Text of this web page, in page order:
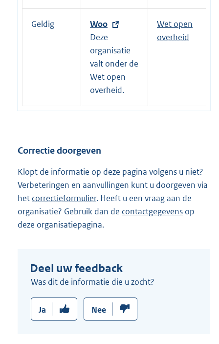
n
k
:
Geldig
E
x
t
e
r
n
e
k
:
Woo
Deze
organisatie
valt onder de
Wet open
overheid.
Wet open
overheid
Correctie doorgeven
Klopt de informatie op deze pagina volgens u niet?
Verbeteringen en aanvullingen kunt u doorgeven via
het correctieformulier. Heeft u een vraag aan de
organisatie? Gebruik dan de contactgegevens op
deze organisatiepagina.
Deel uw feedback
Was dit de informatie die u zocht?
Ja Nee